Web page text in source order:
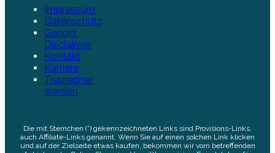
Impressum
Datenschutz
Gender
Disclaimer
Kontakt
Karriere
Trauredner
werden
Die mit Sternchen (*) gekennzeichneten Links sind Provisions-Links,
auch Affiliate-Links genannt. Wenn Sie auf einen solchen Link klicken
und auf der Zielseite etwas kaufen, bekommen wir vom betreffenden